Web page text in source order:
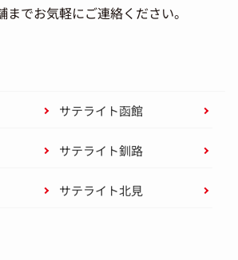
までお気軽にご連絡ください。
サテライト函館
サテライト釧路
サテライト北見